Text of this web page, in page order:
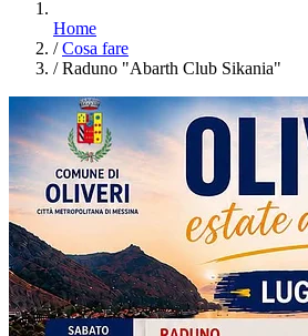
Home
/ Cosa fare
/ Raduno "Abarth Club Sikania"